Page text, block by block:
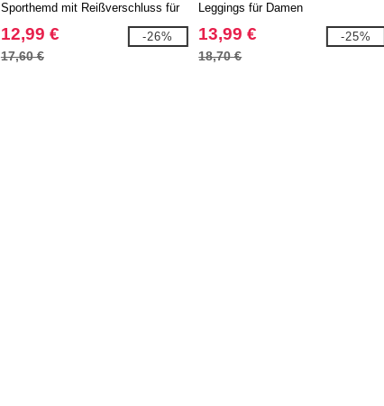
Sporthemd mit Reißverschluss für
Damen
12,99 €
17,60 €
-26%
Leggings für Damen
13,99 €
18,70 €
-25%